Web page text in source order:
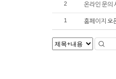
2 온라인 문의
1 홈페이지 오